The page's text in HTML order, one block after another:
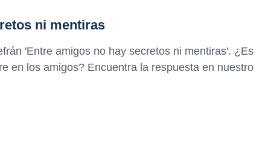
ni mentiras
'Entre amigos no hay secretos ni mentiras'. ¿Es
en los amigos? Encuentra la respuesta en nuestro